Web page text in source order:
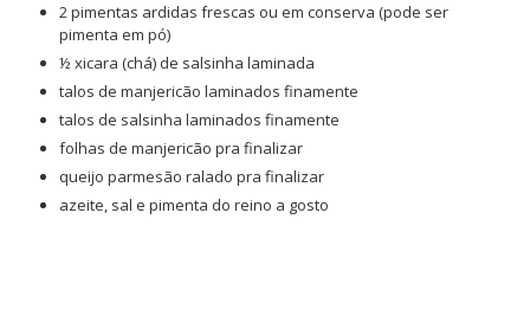
2 pimentas ardidas frescas ou em conserva (pode ser
pimenta em pó)
½ xicara (chá) de salsinha laminada
talos de manjericão laminados finamente
talos de salsinha laminados finamente
folhas de manjericão pra finalizar
queijo parmesão ralado pra finalizar
azeite, sal e pimenta do reino a gosto